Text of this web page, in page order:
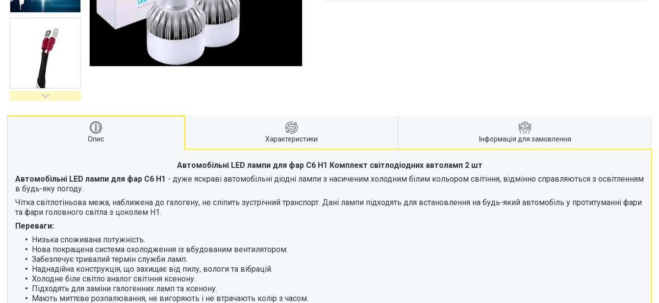
Опис Характеристики Інформація для замовлення
Автомобільні LED лампи для фар C6 H1 Комплект світлодіодних автоламп 2 шт
Автомобільні LED лампи для фар C6 H1 - дуже яскраві автомобільні діодні лампи з насиченим холодним білим кольором світіння, відмінно справляються з освітленням
в будь-яку погоду.
Чітка світлотіньова межа, наближена до галогену, не сліпить зустрічний транспорт. Дані лампи підходять для встановлення на будь-який автомобіль у протитуманні фари
та фари головного світла з цоколем H1.
Переваги:
Низька споживана потужність.
Нова покращена система охолодження із вбудованим вентилятором.
Забезпечує тривалий термін служби ламп.
Наднадійна конструкція, що захищає від пилу, вологи та вібрацій.
Холодне біле світло аналог світіння ксенону.
Підходять для заміни галогенних ламп та ксенону.
Мають миттєве розпалювання, не вигоряють і не втрачають колір з часом.